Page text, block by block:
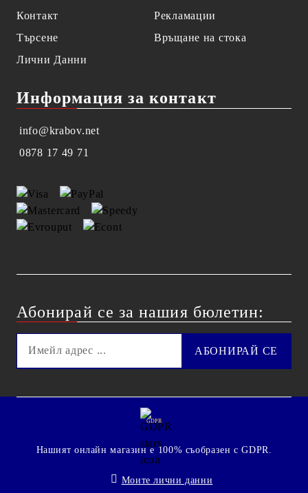
Контакт
Търсене
Лични Данни
Рекламации
Връщане на стока
Информация за контакт
info@krabov.net
0878 17 49 71
Абонирай се за нашия бюлетин:
GDPR
Нашият онлайн магазин е 100% съобразен с GDPR.
Моите лични данни